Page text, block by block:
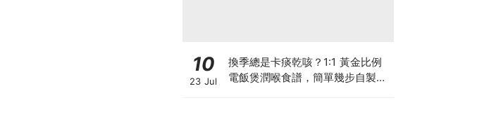
10
23 Jul
換季總是卡痰乾咳？1:1 黃金比例
電飯煲潤喉食譜，簡單幾步自製天